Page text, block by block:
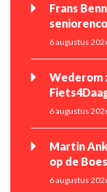
Frans
6 augustus
Wederom
6 augustus
Martin
op de
6 augustus